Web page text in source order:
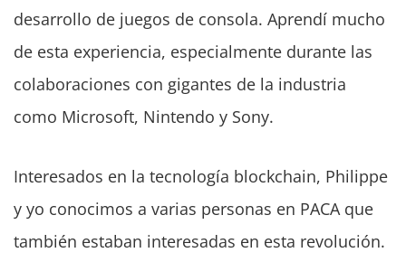
desarrollo de juegos de consola. Aprendí mucho
de esta experiencia, especialmente durante las
colaboraciones con gigantes de la industria
como Microsoft, Nintendo y Sony.
Interesados en la tecnología blockchain, Philippe
y yo conocimos a varias personas en PACA que
también estaban interesadas en esta revolución.